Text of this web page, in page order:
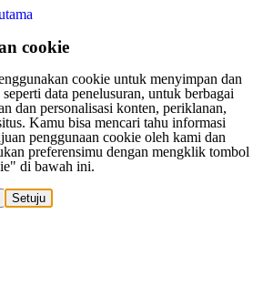
cookie
cookie untuk menyimpan dan
data penelusuran, untuk berbagai
dan personalisasi konten, periklanan,
Kamu bisa mencari tahu informasi
penggunaan cookie oleh kami dan
preferensimu dengan mengklik tombol
di bawah ini.
Setuju